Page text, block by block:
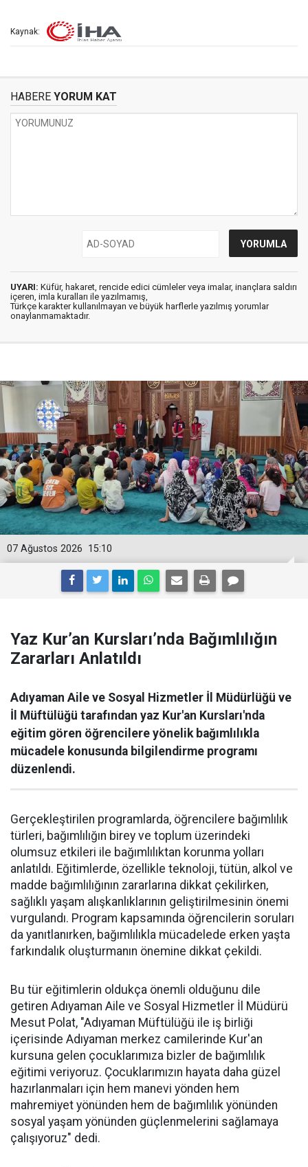
Kaynak:
HABERE YORUM KAT
UYARI: Küfür, hakaret, rencide edici cümleler veya imalar, inançlara saldırı
içeren, imla kuralları ile yazılmamış,
Türkçe karakter kullanılmayan ve büyük harflerle yazılmış yorumlar
onaylanmamaktadır.
15:10
07 Ağustos 2026
Yaz Kur’an Kursları’nda Bağımlılığın
Zararları Anlatıldı
Adıyaman Aile ve Sosyal Hizmetler İl Müdürlüğü ve
İl Müftülüğü tarafından yaz Kur'an Kursları'nda
eğitim gören öğrencilere yönelik bağımlılıkla
mücadele konusunda bilgilendirme programı
düzenlendi.
Gerçekleştirilen programlarda, öğrencilere bağımlılık
türleri, bağımlılığın birey ve toplum üzerindeki
olumsuz etkileri ile bağımlılıktan korunma yolları
anlatıldı. Eğitimlerde, özellikle teknoloji, tütün, alkol ve
madde bağımlılığının zararlarına dikkat çekilirken,
sağlıklı yaşam alışkanlıklarının geliştirilmesinin önemi
vurgulandı. Program kapsamında öğrencilerin soruları
da yanıtlanırken, bağımlılıkla mücadelede erken yaşta
farkındalık oluşturmanın önemine dikkat çekildi.
Bu tür eğitimlerin oldukça önemli olduğunu dile
getiren Adıyaman Aile ve Sosyal Hizmetler İl Müdürü
Mesut Polat, "Adıyaman Müftülüğü ile iş birliği
içerisinde Adıyaman merkez camilerinde Kur'an
kursuna gelen çocuklarımıza bizler de bağımlılık
eğitimi veriyoruz. Çocuklarımızın hayata daha güzel
hazırlanmaları için hem manevi yönden hem
mahremiyet yönünden hem de bağımlılık yönünden
sosyal yaşam yönünden güçlenmelerini sağlamaya
çalışıyoruz" dedi.